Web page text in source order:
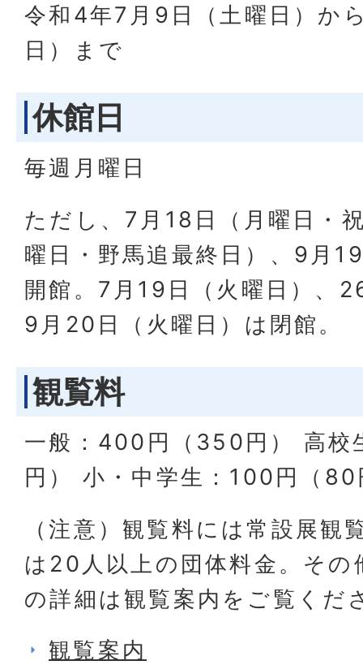
令和4年7月9日（土曜日）か
日）まで
休館日
毎週月曜日
ただし、7月18日（月曜日・
曜日・野馬追最終日）、9月
開館。7月19日（火曜日）、
9月20日（火曜日）は閉館。
観覧料
一般：400円（350円） 高
円） 小・中学生：100円（80
（注意）観覧料には常設展観
は20人以上の団体料金。その
の詳細は観覧案内をご覧くだ
観覧案内